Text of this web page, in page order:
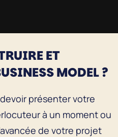
ET
MODEL ?
présenter votre
à un moment ou
de votre projet